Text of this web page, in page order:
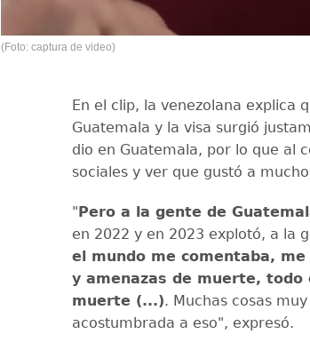
(Foto: captura de video)
En el clip, la venezolana explica
Guatemala y la visa surgió
dio en Guatemala, por lo que al
sociales y ver que gustó a
"Pero a la gente de
en 2022 y en 2023 explotó, a la
el mundo me comentaba,
y amenazas de muerte, todo
muerte (...). Muchas cosas
acostumbrada a eso", expresó.